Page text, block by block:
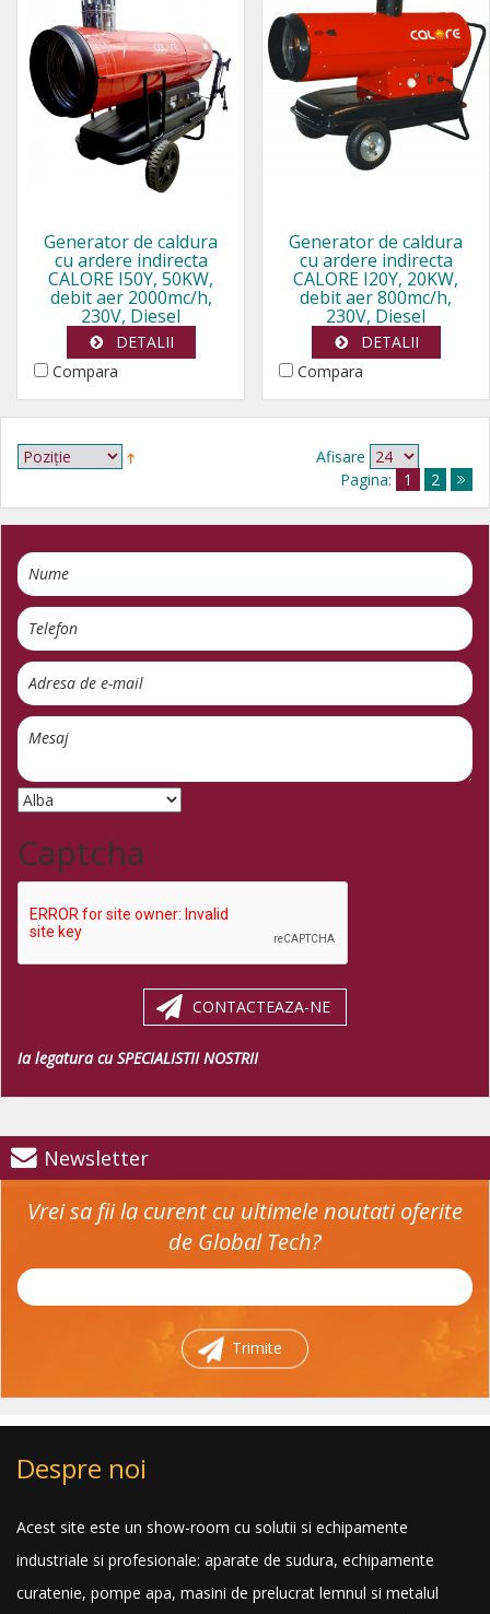
Generator de caldura
cu ardere indirecta
CALORE I50Y, 50KW,
debit aer 2000mc/h,
230V, Diesel
DETALII
Compara
Generator de caldura
cu ardere indirecta
CALORE I20Y, 20KW,
debit aer 800mc/h,
230V, Diesel
DETALII
Compara
Afisare
Pagina:
1 2
Captcha
CONTACTEAZA-NE
Ia legatura cu SPECIALISTII NOSTRII
Newsletter
Vrei sa fii la curent cu ultimele noutati oferite
de Global Tech?
Trimite
Despre noi
Acest site este un show-room cu solutii si echipamente
industriale si profesionale: aparate de sudura, echipamente
curatenie, pompe apa, masini de prelucrat lemnul si metalul